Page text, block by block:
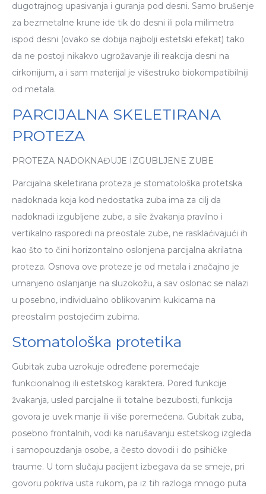
dugotrajnog upasivanja i guranja pod desni. Samo brušenje
za bezmetalne krune ide tik do desni ili pola milimetra
ispod desni (ovako se dobija najbolji estetski efekat) tako
da ne postoji nikakvo ugrožavanje ili reakcija desni na
cirkonijum, a i sam materijal je višestruko biokompatibilniji
od metala.
PARCIJALNA SKELETIRANA
PROTEZA
PROTEZA NADOKNAĐUJE IZGUBLJENE ZUBE
Parcijalna skeletirana proteza je stomatološka protetska
nadoknada koja kod nedostatka zuba ima za cilj da
nadoknadi izgubljene zube, a sile žvakanja pravilno i
vertikalno rasporedi na preostale zube, ne rasklaćivajući ih
kao što to čini horizontalno oslonjena parcijalna akrilatna
proteza. Osnova ove proteze je od metala i značajno je
umanjeno oslanjanje na sluzokožu, a sav oslonac se nalazi
u posebno, individualno oblikovanim kukicama na
preostalim postojećim zubima.
Stomatološka protetika
Gubitak zuba uzrokuje određene poremećaje
funkcionalnog ili estetskog karaktera. Pored funkcije
žvakanja, usled parcijalne ili totalne bezubosti, funkcija
govora je uvek manje ili više poremećena. Gubitak zuba,
posebno frontalnih, vodi ka narušavanju estetskog izgleda
i samopouzdanja osobe, a često dovodi i do psihičke
traume. U tom slučaju pacijent izbegava da se smeje, pri
govoru pokriva usta rukom, pa iz tih razloga mnogo puta